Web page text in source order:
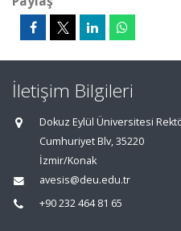
İletişim Bilgileri
Dokuz Eylül Üniversitesi
Cumhuriyet Blv, 35220
İzmir/Konak
avesis@deu.edu.tr
+90 232 464 81 65